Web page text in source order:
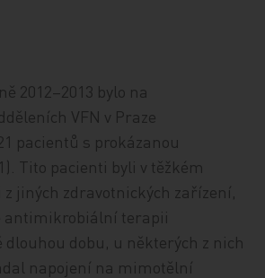
2012–2013 bylo na
VFN v Praze
pacientů s prokázanou
Tito pacienti byli v těžkém
jiných zdravotnických zařízení,
antimikrobiální terapii
dobu, u některých z nich
napojení na mimotělní